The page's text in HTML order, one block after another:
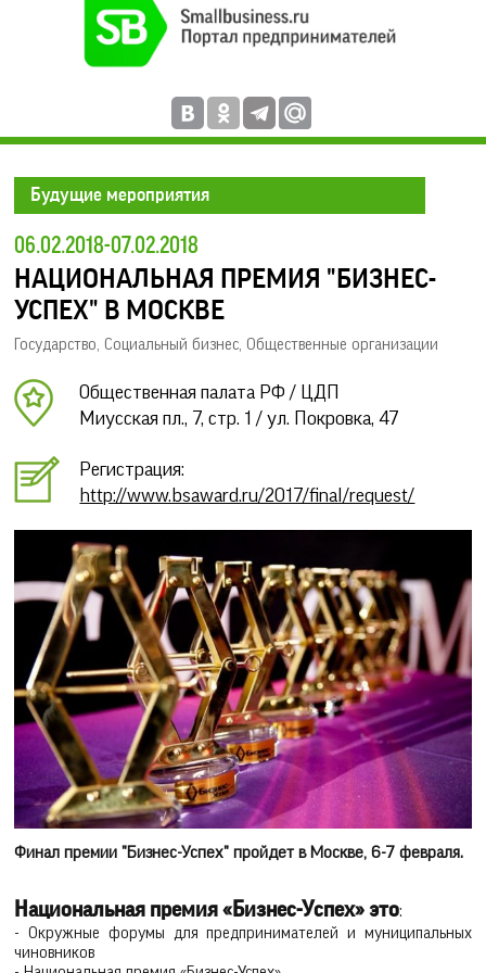
Будущие мероприятия
06.02.2018-07.02.2018
НАЦИОНАЛЬНАЯ ПРЕМИЯ "БИЗНЕС-
УСПЕХ" В МОСКВЕ
Государство Социальный бизнес Общественные организации
Общественная палата РФ / ЦДП
Миусская пл., 7, стр. 1 / ул. Покровка, 47
Регистрация:
http://www.bsaward.ru/2017/final/request/
Финал премии "Бизнес-Успех" пройдет в Москве, 6-7 февраля.
Национальная премия «Бизнес-Успех» это:
- Окружные форумы для предпринимателей и муниципальных
чиновников